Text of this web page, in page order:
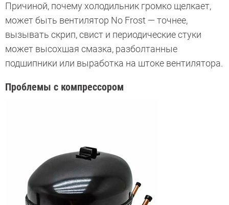
Причиной, почему холодильник громко щелкает,
может быть вентилятор No Frost — точнее,
вызывать скрип, свист и периодические стуки
может высохшая смазка, разболтанные
подшипники или выработка на штоке вентилятора.
Проблемы с компрессором